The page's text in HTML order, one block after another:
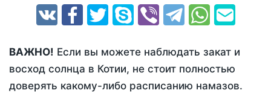
ВАЖНО! Если вы можете наблюдать закат и
восход солнца в Котии, не стоит полностью
доверять какому-либо расписанию намазов.